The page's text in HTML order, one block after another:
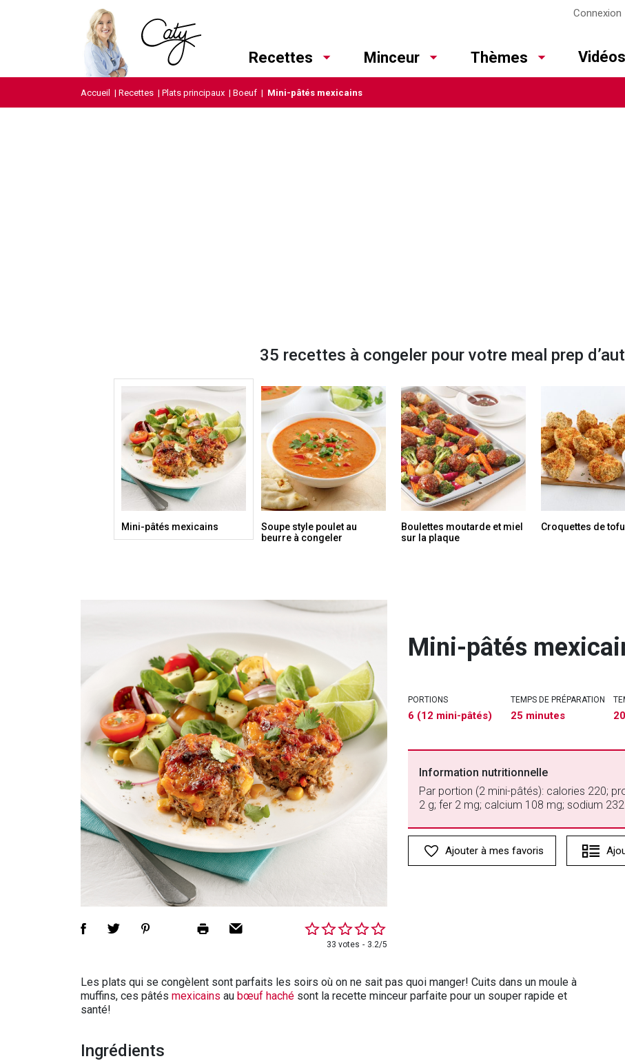
Connexion
Recettes Minceur Thèmes Vidéos
Accueil | Recettes | Plats principaux | Boeuf | Mini-pâtés mexicains
35 recettes à congeler pour votre meal prep
Mini-pâtés mexicains
Soupe style poulet au
beurre à congeler
Boulettes moutarde et miel
sur la plaque
Croquettes de tofu
33 votes 3.2/5
Mini-pâtés
PORTIONS
6 (12 mini-pâtés)
TEMPS DE PRÉPARATION
25 minutes
Information nutritionnelle
Par portion (2 mini-pâtés): calories 220;
2 g; fer 2 mg; calcium 108 mg; sodium
Ajouter à mes favoris
Les plats qui se congèlent sont parfaits les soirs où on ne sait pas quoi manger! Cuits dans un moule à
muffins, ces pâtés mexicains au bœuf haché sont la recette minceur parfaite pour un souper rapide et
santé!
Ingrédients